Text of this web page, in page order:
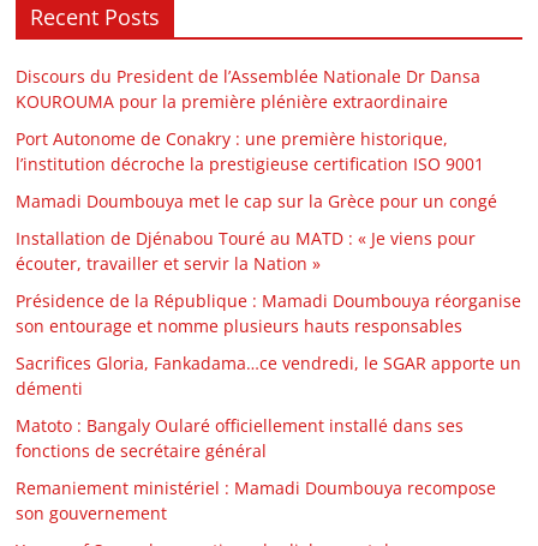
Recent Posts
Discours du President de l’Assemblée Nationale Dr Dansa
KOUROUMA pour la première plénière extraordinaire
Port Autonome de Conakry : une première historique,
l’institution décroche la prestigieuse certification ISO 9001
Mamadi Doumbouya met le cap sur la Grèce pour un congé
Installation de Djénabou Touré au MATD : « Je viens pour
écouter, travailler et servir la Nation »
Présidence de la République : Mamadi Doumbouya réorganise
son entourage et nomme plusieurs hauts responsables
Sacrifices Gloria, Fankadama…ce vendredi, le SGAR apporte un
démenti
Matoto : Bangaly Oularé officiellement installé dans ses
fonctions de secrétaire général
Remaniement ministériel : Mamadi Doumbouya recompose
son gouvernement